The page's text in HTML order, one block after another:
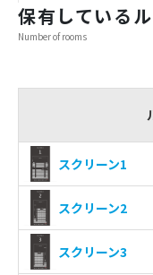
保有している
Number of rooms
スクリーン1
スクリーン2
スクリーン3